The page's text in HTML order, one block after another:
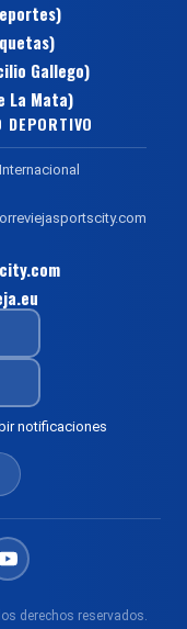
Gallego)
La Mata)
DEPORTIVO
notificaciones
derechos reservados.